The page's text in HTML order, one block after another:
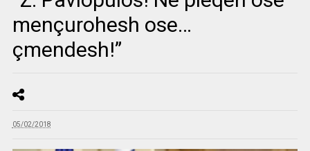
mençurohesh ose…
çmendesh!”
05/02/2018